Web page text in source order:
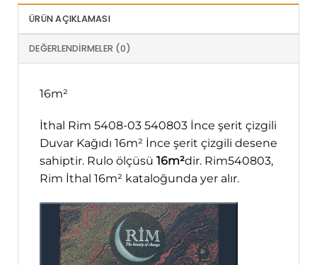
ÜRÜN AÇIKLAMASI
DEĞERLENDIRMELER (0)
16m²
İthal Rim 5408-03 540803 İnce şerit çizgili
Duvar Kağıdı 16m² İnce şerit çizgili desene
sahiptir. Rulo ölçüsü 16m²dir. Rim540803,
Rim İthal 16m² kataloğunda yer alır.